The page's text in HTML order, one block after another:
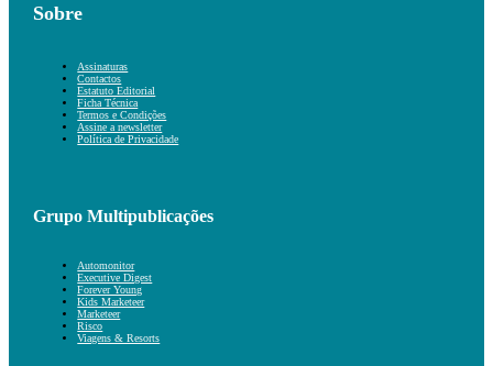
Sobre
Assinaturas
Contactos
Estatuto Editorial
Ficha Técnica
Termos e Condições
Assine a newsletter
Política de Privacidade
Grupo Multipublicações
Automonitor
Executive Digest
Forever Young
Kids Marketeer
Marketeer
Risco
Viagens & Resorts